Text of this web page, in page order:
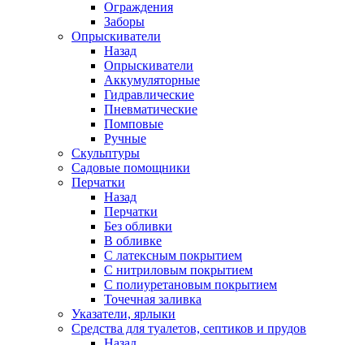
Ограждения
Заборы
Опрыскиватели
Назад
Опрыскиватели
Аккумуляторные
Гидравлические
Пневматические
Помповые
Ручные
Скульптуры
Садовые помощники
Перчатки
Назад
Перчатки
Без обливки
В обливке
С латексным покрытием
С нитриловым покрытием
С полиуретановым покрытием
Точечная заливка
Указатели, ярлыки
Средства для туалетов, септиков и прудов